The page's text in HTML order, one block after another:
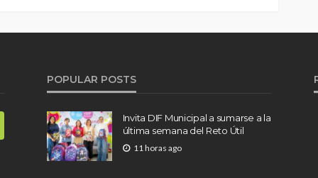
POPULAR POSTS
Invita DIF Municipal a sumarse a la
última semana del Reto Útil
11 horas ago